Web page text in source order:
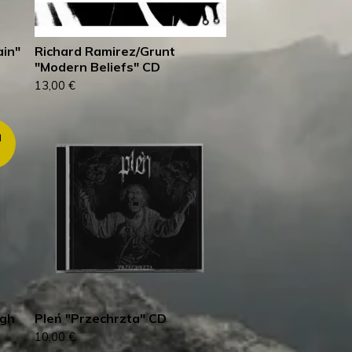
Richard Ramirez/Grunt
"Modern Beliefs" CD
13,00 €
Pleń "Przechrzta" CD
10,00 €